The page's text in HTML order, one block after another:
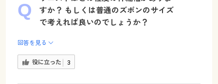
すか？ もしくは普通のズボンのサイズ
で考えれば良いのでしょうか？
回答を見る
役に立った 3